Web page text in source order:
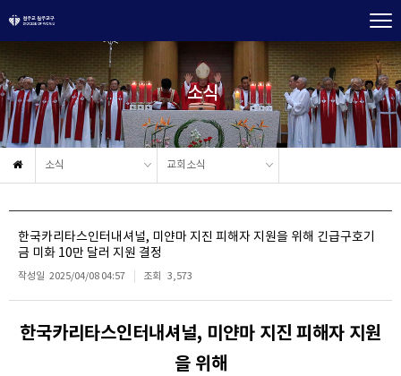
소식
소식 교회소식
한국카리타스인터내셔널, 미얀마 지진 피해자 지원을 위해 긴급구호기
금 미화 10만 달러 지원 결정
작성일 2025/04/08 04:57 조회 3,573
한국카리타스인터내셔널, 미얀마 지진 피해자 지원
을 위해